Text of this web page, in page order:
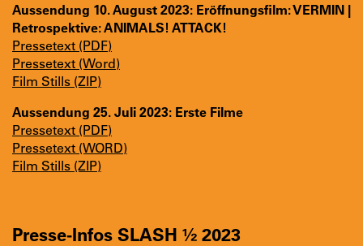
Aussendung 10. August 2023: Eröffnungsfilm: VERMIN |
Retrospektive: ANIMALS! ATTACK!
Pressetext (PDF)
Pressetext (Word)
Film Stills (ZIP)
Aussendung 25. Juli 2023: Erste Filme
Pressetext (PDF)
Pressetext (WORD)
Film Stills (ZIP)
Presse-Infos SLASH ½ 2023